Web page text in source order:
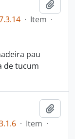
· Item ·
pau
de tucum
· Item ·